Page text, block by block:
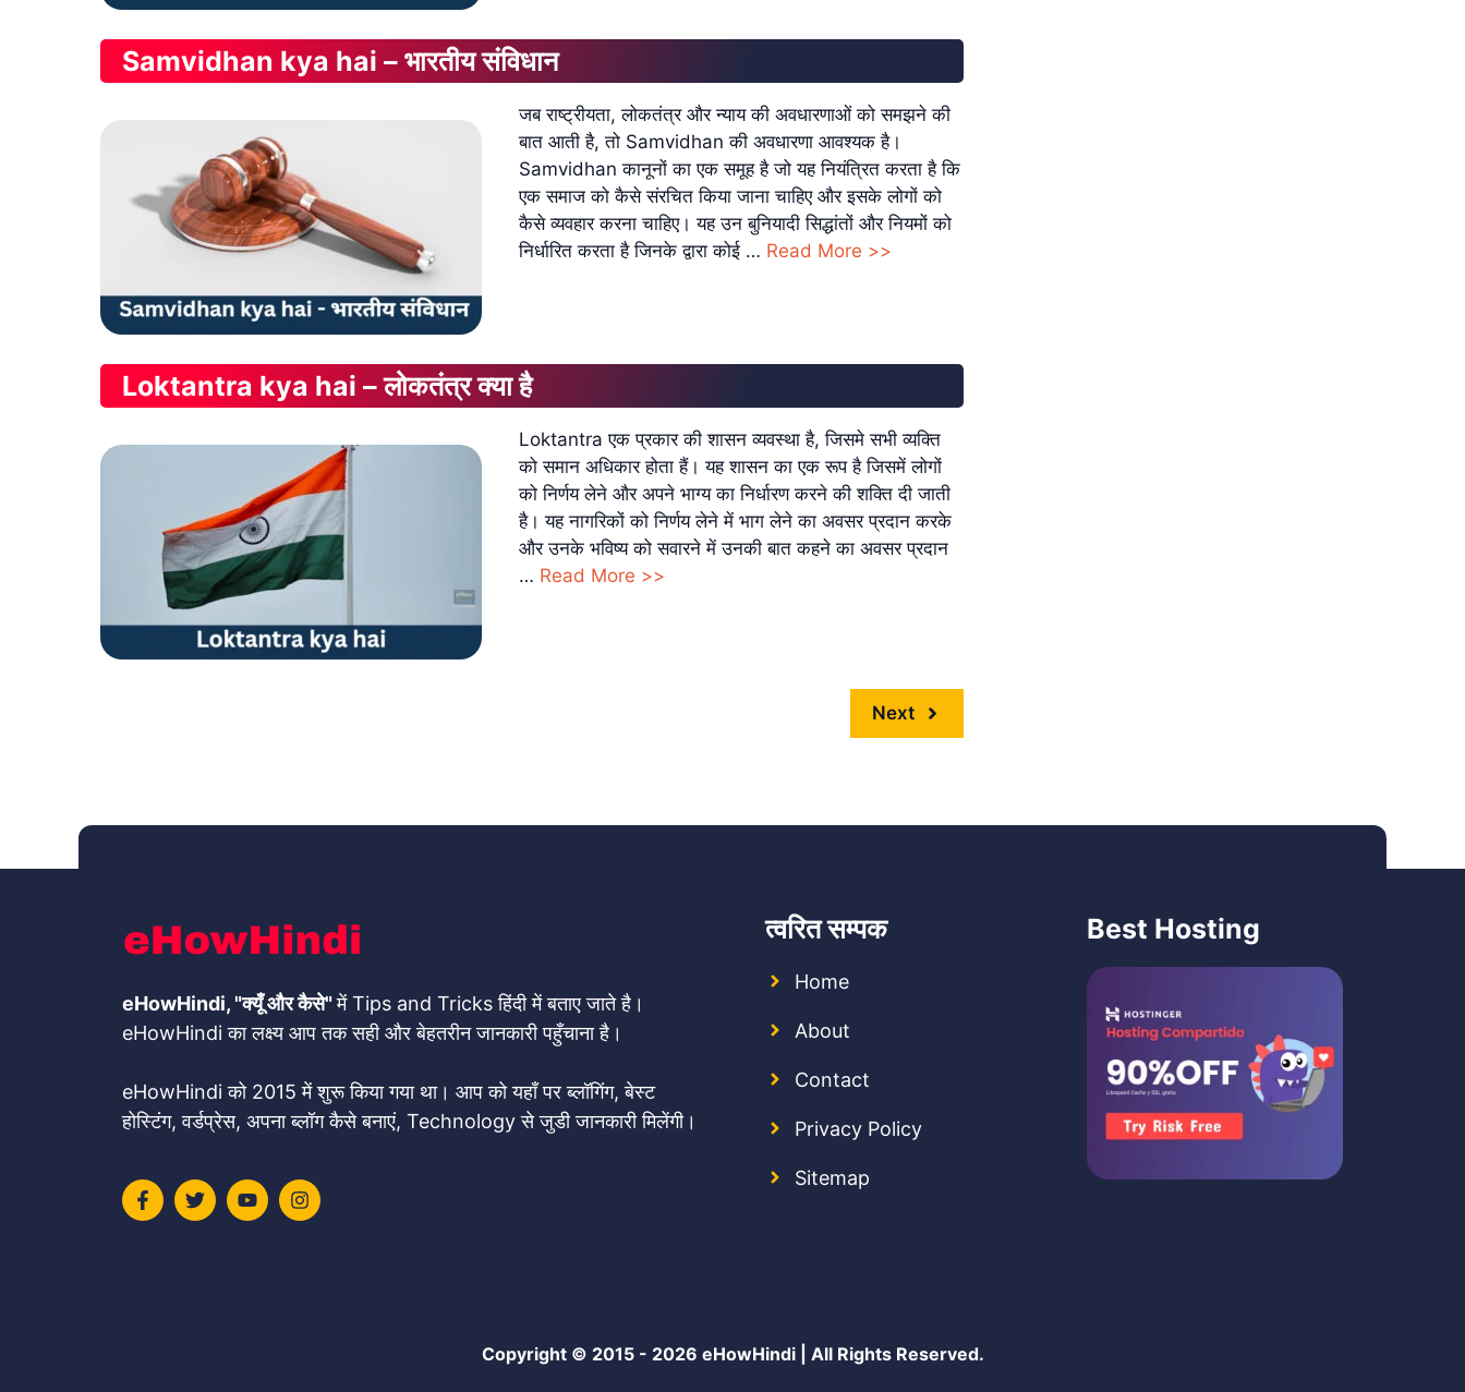
Samvidhan kya hai – भारतीय संविधान
जब राष्ट्रीयता, लोकतंत्र और न्याय की अवधारणाओं को समझने की
बात आती है, तो Samvidhan की अवधारणा आवश्यक है।
Samvidhan कानूनों का एक समूह है जो यह नियंत्रित करता है कि
एक समाज को कैसे संरचित किया जाना चाहिए और इसके लोगों को
कैसे व्यवहार करना चाहिए। यह उन बुनियादी सिद्धांतों और नियमों को
निर्धारित करता है जिनके द्वारा कोई … Read More >>
Loktantra kya hai – लोकतंत्र क्या है
Loktantra एक प्रकार की शासन व्यवस्था है, जिसमे सभी व्यक्ति
को समान अधिकार होता हैं। यह शासन का एक रूप है जिसमें लोगों
को निर्णय लेने और अपने भाग्य का निर्धारण करने की शक्ति दी जाती
है। यह नागरिकों को निर्णय लेने में भाग लेने का अवसर प्रदान करके
और उनके भविष्य को सवारने में उनकी बात कहने का अवसर प्रदान
… Read More >>
Next
eHowHindi, "क्यूँ और कैसे"में Tips and Tricks हिंदी में बताए जाते है।
eHowHindi का लक्ष्य आप तक सही और बेहतरीन जानकारी पहुँचाना है।
eHowHindi को 2015 में शुरू किया गया था। आप को यहाँ पर ब्लॉगिंग, बेस्ट
होस्टिंग, वर्डप्रेस, अपना ब्लॉग कैसे बनाएं, Technology से जुडी जानकारी मिलेंगी।
त्वरित सम्पक
Home
About
Contact
Privacy Policy
Sitemap
Best Hosting
Copyright © 2015 - 2026 eHowHindi| All Rights Reserved.